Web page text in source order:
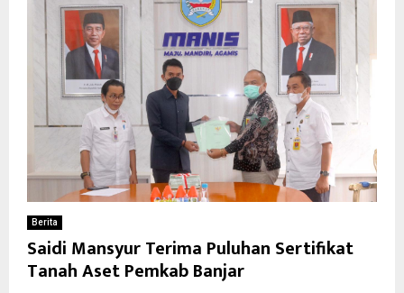
Berita
Saidi Mansyur Terima Puluhan Sertifikat
Tanah Aset Pemkab Banjar